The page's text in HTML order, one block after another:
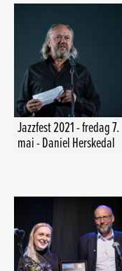
Jazzfest 2021 - fredag 7.
mai - Daniel Herskedal